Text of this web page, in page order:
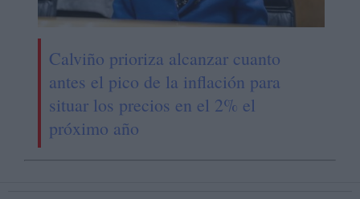
Calviño prioriza alcanzar cuanto
antes el pico de la inflación para
situar los precios en el 2% el
próximo año